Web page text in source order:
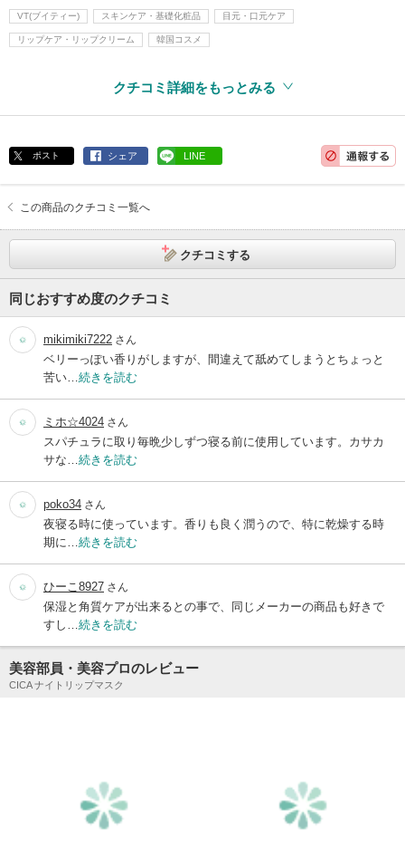
VT(ブイティー) スキンケア・基礎化粧品 目元・口元ケア
リップケア・リップクリーム 韓国コスメ
クチコミ詳細をもっとみる
ポスト シェア LINE
この商品のクチコミ一覧へ
クチコミする
同じおすすめ度のクチコミ
mikimiki7222 さん
ベリーっぽい香りがしますが、間違えて舐めてしまうとちょっと
苦い… 続きを読む
ミホ☆4024 さん
スパチュラに取り毎晩少しずつ寝る前に使用しています。カサカ
サな… 続きを読む
poko34 さん
夜寝る時に使っています。香りも良く潤うので、特に乾燥する時
期に… 続きを読む
ひーこ8927 さん
保湿と角質ケアが出来るとの事で、同じメーカーの商品も好きで
すし… 続きを読む
美容部員・美容プロのレビュー
CICA ナイトリップマスク